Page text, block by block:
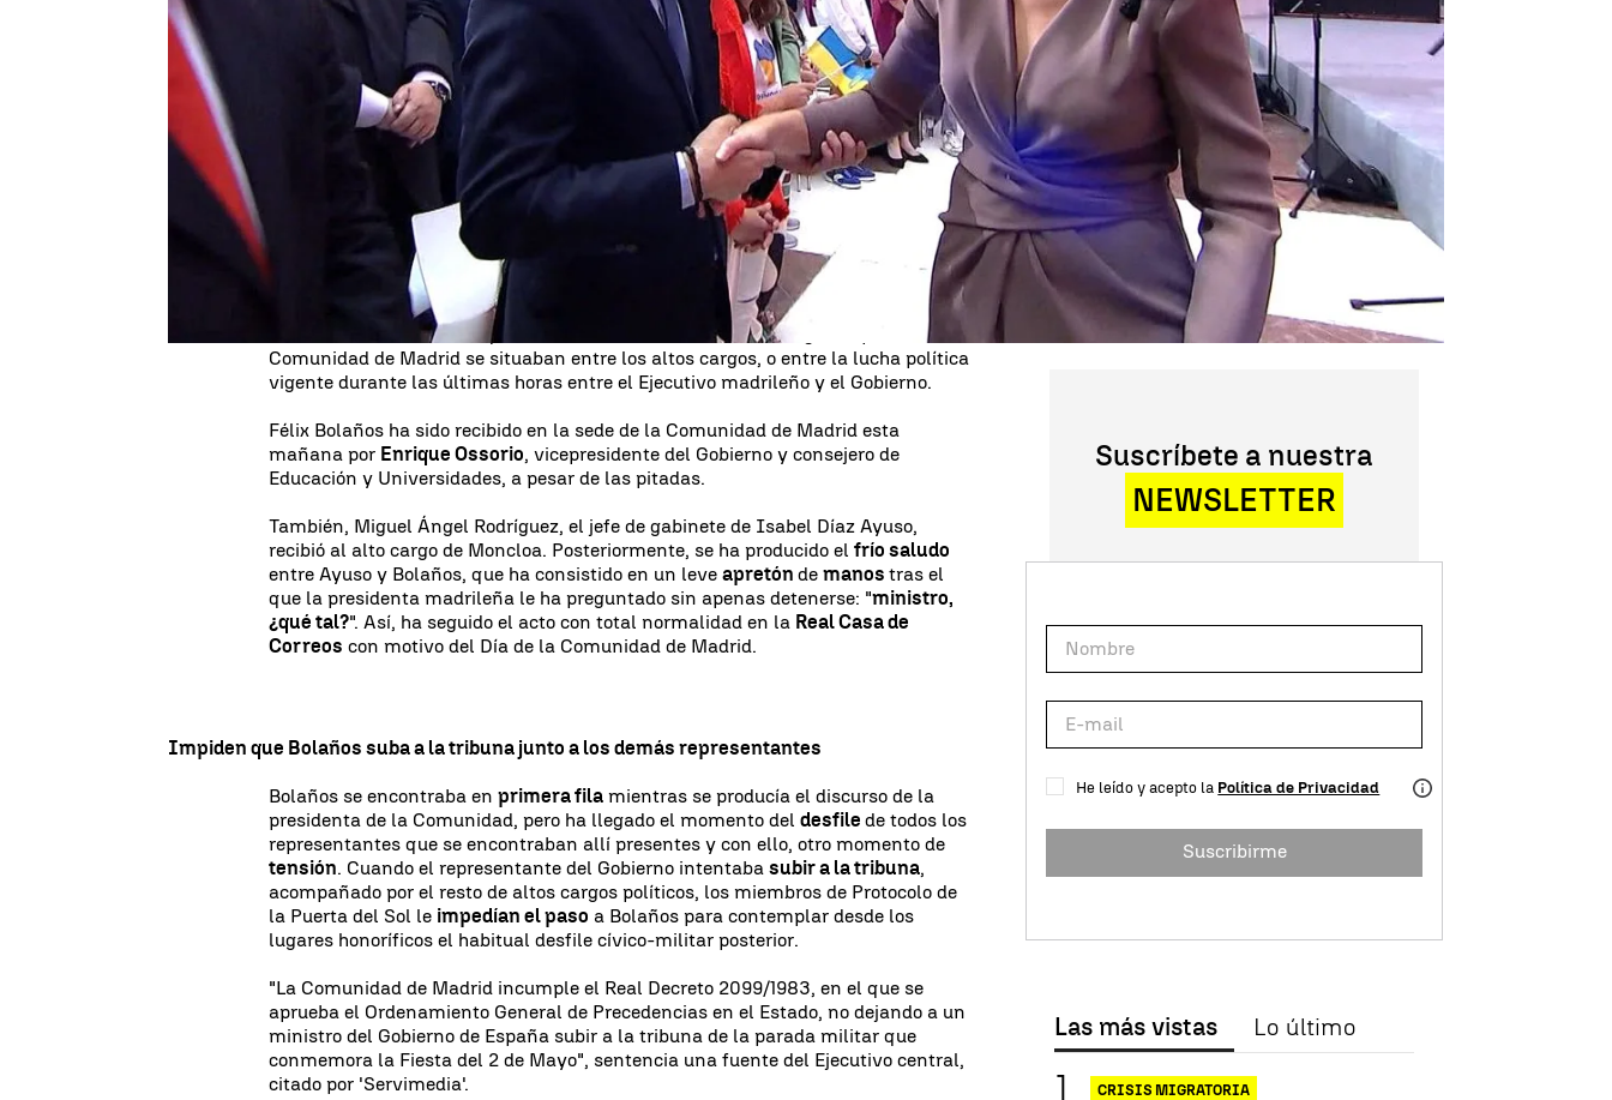
Miguel Salazar
Actualizado:
02 de mayo de 2023, 21:15
Publicado:
02 de mayo de 2023, 12:25
WhatsappFacebook
X Linkedin
Tensión entre Sol y Moncloa durante la celebración delacto del Dos de Mayoen
la capital madrileña. La presidenta de la Comunidad de Madrid, Isabel Díaz
Ayuso, finalmente ha estrechadosaludocon el ministro de Presidencia del
Félix Bolaños, tras varios días de enfrentamientoentre el Gobierno de
Pedro Sánchez y la corporación autonómica a las puertas de las
municipales y autonómicas
cincoasientos separaban a Ayuso de Bolaños durante la celebración
del acto en la jornada de este martes. La ministra de Defesa, Margarita Robles, y
cuatro niños ucranianos que reciben una de las medallas otorgadas por la
Comunidad de Madrid se situaban entre los altos cargos, o entre la lucha política
vigente durante las últimas horas entre el Ejecutivo madrileño y el Gobierno.
Félix Bolaños ha sido recibido en la sede de la Comunidad de Madrid esta
mañana por Enrique Ossorio, vicepresidente del Gobierno y consejero de
Educación y Universidades, a pesar de las pitadas.
También, Miguel Ángel Rodríguez, el jefe de gabinete de Isabel Díaz Ayuso,
recibió al alto cargo de Moncloa. Posteriormente, se ha producido elfrío saludo
entre Ayuso y Bolaños, que ha consistido en un leveapretóndemanostras el
que la presidenta madrileña le ha preguntado sin apenas detenerse: "ministro,
¿qué tal?". Así, ha seguido el acto con total normalidad en la Real Casa de
Correos con motivo del Día de la Comunidad de Madrid.
Impiden que Bolaños suba a la tribuna junto a los demás representantes
Bolaños se encontraba enprimera fila mientras se producía el discurso de la
presidenta de la Comunidad, pero ha llegado el momento deldesfilede todos los
representantes que se encontraban allí presentes y con ello, otro momento de
tensión. Cuando el representante del Gobierno intentabasubir a la tribuna,
acompañado por el resto de altos cargos políticos, los miembros de Protocolo de
la Puerta del Sol le impedían el paso a Bolaños para contemplar desde los
lugares honoríficos el habitual desfile cívico-militar posterior.
"La Comunidad de Madrid incumple el Real Decreto 2099/1983, en el que se
aprueba el Ordenamiento General de Precedencias en el Estado, no dejando a un
ministro del Gobierno de España subir a la tribuna de la parada militar que
conmemora la Fiesta del 2 de Mayo", sentencia una fuente del Ejecutivo central,
citado por 'Servimedia'.
Suscríbete a nuestra
NEWSLETTER
He leído y acepto la Política de Privacidad
Suscribirme
Las más vistas Lo último
CRISIS MIGRATORIA